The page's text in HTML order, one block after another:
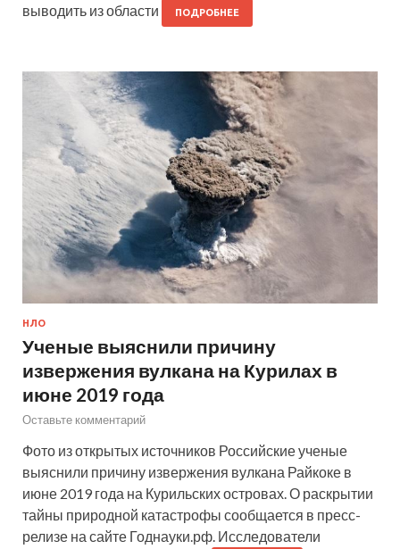
выводить из области
ПОДРОБНЕЕ
НЛО
Ученые выяснили причину
извержения вулкана на Курилах в
июне 2019 года
Оставьте комментарий
Фото из открытых источников Российские ученые
выяснили причину извержения вулкана Райкоке в
июне 2019 года на Курильских островах. О раскрытии
тайны природной катастрофы сообщается в пресс-
релизе на сайте Годнауки.рф. Исследователи